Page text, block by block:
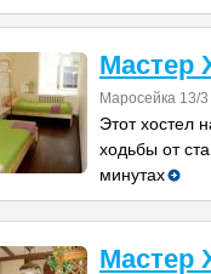
Мастер
Маросейка 13/3
Этот хостел
ходьбы от
минутах
Мастер